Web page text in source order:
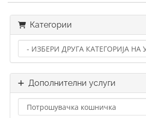
Категории
Дополнителни услуги